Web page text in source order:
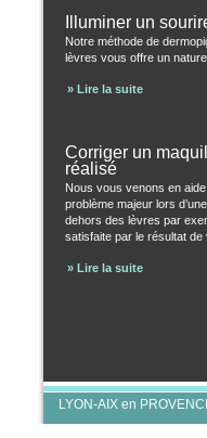
Illuminer un
Notre méthode de
lèvres vous offre un
» Lire la suite
Corriger un
réalisé
Nous vous venons en
problème majeur lors
dehors des lèvres par
satisfaite par le résultat de
» Lire la suite
LYON-AIX en